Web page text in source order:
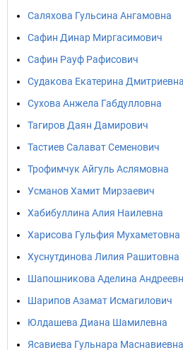
Саляхова Гульсина Ангамовна
Сафин Динар Миргасимович
Сафин Рауф Рафисович
Судакова Екатерина Дмитриевна
Сухова Анжела Габдулловна
Тагиров Даян Дамирович
Тастиев Салават Семенович
Трофимчук Айгуль Аслямовна
Усманов Хамит Мирзаевич
Хабибуллина Алия Наилевна
Харисова Гульфия Мухаметовна
Хуснутдинова Лилия Рашитовна
Шапошникова Аделина
Шарипов Азамат Исмагилович
Юлдашева Диана Шамилевна
Ясавиева Гульнара Маснавиевна